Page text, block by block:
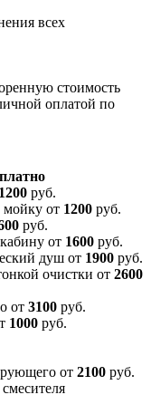
всех
стоимость
оплатой по
1200 руб.
мойку от 1200 руб.
руб.
от 1600 руб.
душ от 1900 руб.
очистки от 2600
от 3100 руб.
1000 руб.
от 2100 руб.